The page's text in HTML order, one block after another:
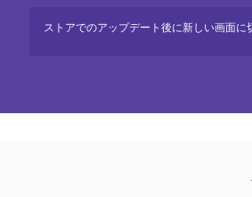
ストアでのアップデート後に新しい画面に